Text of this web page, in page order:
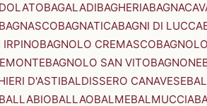
BAGALADIBAGHERIA
BAGNASCOBAGNATICABAGNI DI LUCCA
IRPINOBAGNOLO CREMASCO
BAGNOLO SAN VITOBAGNONE
D'ASTIBALDISSERO CANAVESE
BALLABIOBALLAOBALMEBALMUCCIA